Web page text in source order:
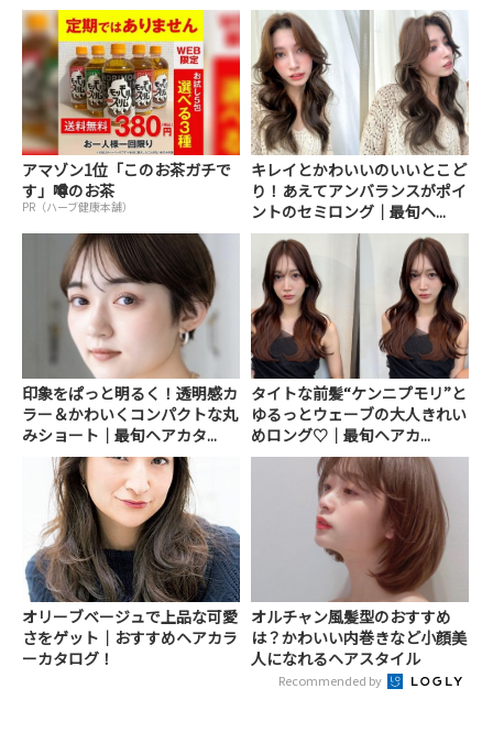
アマゾン1位「このお茶ガチで
す」噂のお茶
PR（ハーブ健康本舗）
キレイとかわいいのいいとこど
り！あえてアンバランスがポイ
ントのセミロング｜最旬ヘ...
印象をぱっと明るく！透明感カ
ラー＆かわいくコンパクトな丸
みショート｜最旬ヘアカタ...
タイトな前髪“ケンニプモリ”と
ゆるっとウェーブの大人きれい
めロング♡｜最旬ヘアカ...
オリーブベージュで上品な可愛
さをゲット｜おすすめヘアカラ
ーカタログ！
オルチャン風髪型のおすすめ
は？かわいい内巻きなど小顔美
人になれるヘアスタイル
Recommended by